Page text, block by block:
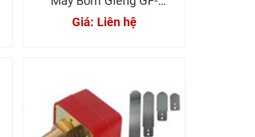
250HC Panasonic
Giá: Liên hệ